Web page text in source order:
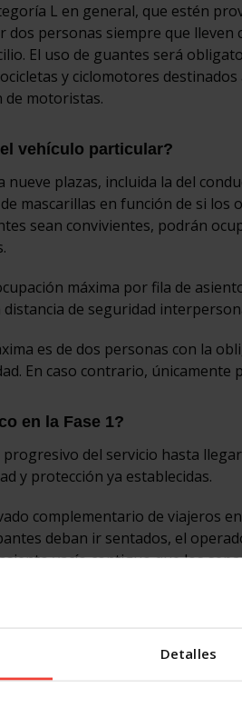
Detalles
L en general, que estén
personas siempre que lleven
El uso de guantes será
y ciclomotores
de motoristas.
vehículo particular?
plazas, incluida la del
mascarillas en función de si los
sean convivientes, podrán
máxima por fila de
de seguridad
es de dos personas con la
En caso contrario, únicamente
en la Fase 1?
del servicio hasta
y protección ya establecidas.
complementario de viajeros
deban ir sentados, el
vacío contiguo que los
ubicar en asientos contiguos
ámbito urbano y periurbano, en
que las personas
de la mitad de las
para viajar de pie.